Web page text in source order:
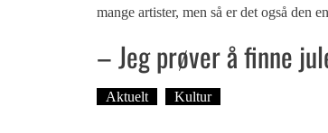
mange artister, men så er det også den
– Jeg prøver å finne
Aktuelt Kultur